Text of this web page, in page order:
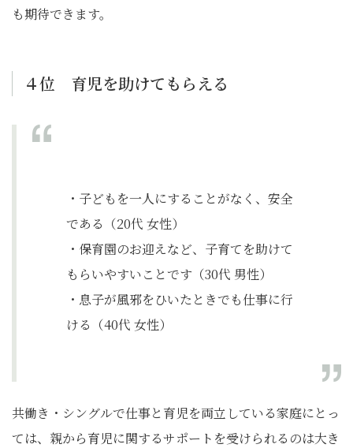
も期待できます。
４位 育児を助けてもらえる
・子どもを一人にすることがなく、安全
である（20代 女性）
・保育園のお迎えなど、子育てを助けて
もらいやすいことです（30代 男性）
・息子が風邪をひいたときでも仕事に行
ける（40代 女性）
共働き・シングルで仕事と育児を両立している家庭にとっ
ては、親から育児に関するサポートを受けられるのは大き